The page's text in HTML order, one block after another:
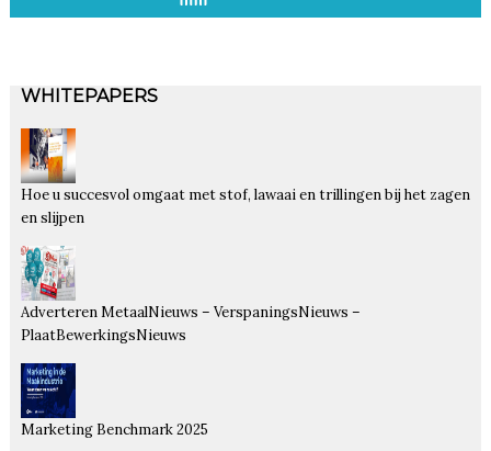
WHITEPAPERS
Hoe u succesvol omgaat met stof, lawaai en trillingen bij het zagen
en slijpen
Adverteren MetaalNieuws – VerspaningsNieuws –
PlaatBewerkingsNieuws
Marketing Benchmark 2025